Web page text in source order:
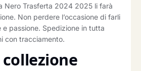
Nero Trasferta 2024 2025 li farà
Non perdere l’occasione di farli
passione. Spedizione in tutta
con tracciamento.
collezione